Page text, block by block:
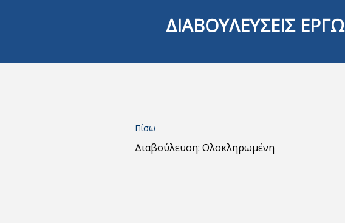
ΔΙΑΒΟΥΛΕΥΣΕΙΣ
Πίσω
Διαβούλευση: Ολοκληρωμένη